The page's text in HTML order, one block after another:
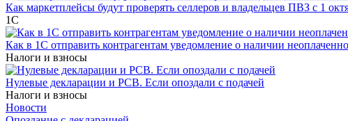
Как маркетплейсы будут проверять селлеров и владельцев ПВЗ с 1
1С
Как в 1С отправить контрагентам уведомление о наличии
Налоги и взносы
Нулевые декларации и РСВ. Если опоздали с подачей
Налоги и взносы
Новости